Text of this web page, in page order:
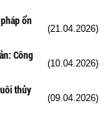
ổn
(21.04.2026)
Công
(10.04.2026)
thủy
(09.04.2026)